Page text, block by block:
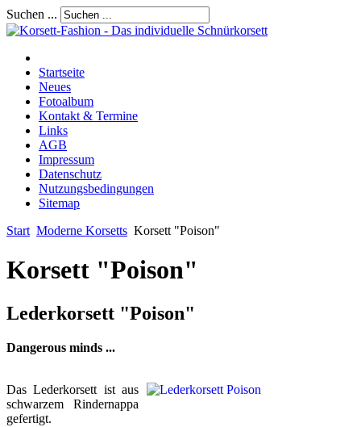
Suchen ...
Startseite
Neues
Fotoalbum
Kontakt & Termine
Links
AGB
Impressum
Datenschutz
Nutzungsbedingungen
Sitemap
Start Moderne Korsetts Korsett "Poison"
Korsett "Poison"
Lederkorsett "Poison"
Dangerous minds ...
Das Lederkorsett ist aus
schwarzem Rindernappa
gefertigt.